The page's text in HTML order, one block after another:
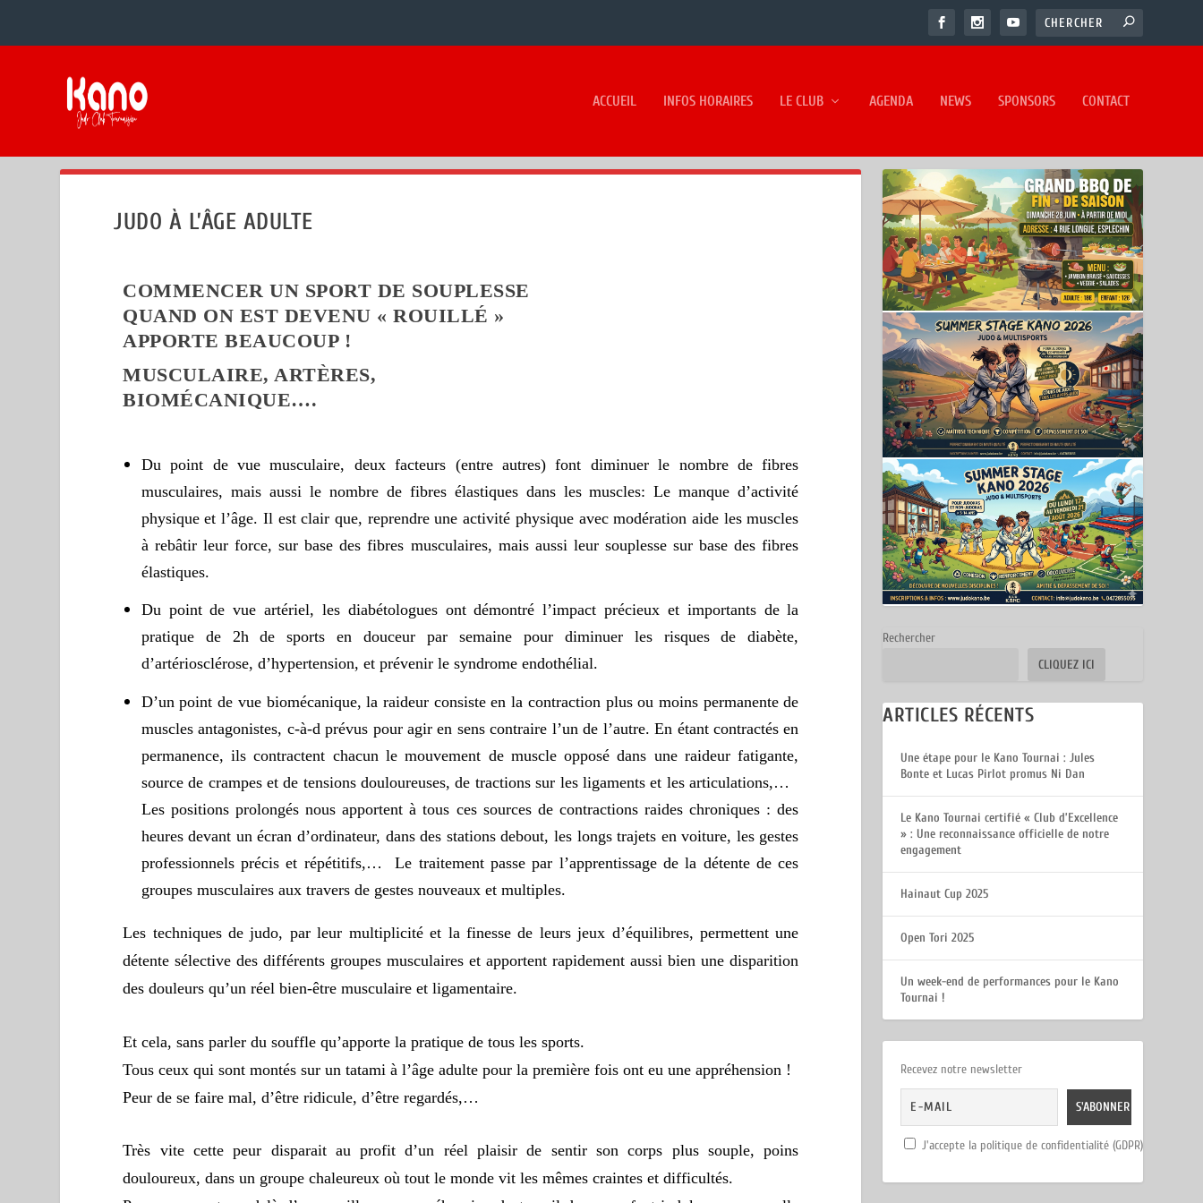
ACCUEIL INFOS HORAIRES LE CLUB AGENDA NEWS SPONSORS CONTACT
JUDO À L’ÂGE ADULTE
COMMENCER UN SPORT DE SOUPLESSE
QUAND ON EST DEVENU « ROUILLÉ »
APPORTE BEAUCOUP !
MUSCULAIRE, ARTÈRES,
BIOMÉCANIQUE….
Du point de vue musculaire, deux facteurs (entre autres) font diminuer le nombre de fibres
musculaires, mais aussi le nombre de fibres élastiques dans les muscles: Le manque d’activité
physique et l’âge. Il est clair que, reprendre une activité physique avec modération aide les muscles
à rebâtir leur force, sur base des fibres musculaires, mais aussi leur souplesse sur base des fibres
élastiques.
Du point de vue artériel, les diabétologues ont démontré l’impact précieux et importants de la
pratique de 2h de sports en douceur par semaine pour diminuer les risques de diabète,
d’artériosclérose, d’hypertension, et prévenir le syndrome endothélial.
D’un point de vue biomécanique, la raideur consiste en la contraction plus ou moins permanente de
muscles antagonistes, c-à-d prévus pour agir en sens contraire l’un de l’autre. En étant contractés en
permanence, ils contractent chacun le mouvement de muscle opposé dans une raideur fatigante,
source de crampes et de tensions douloureuses, de tractions sur les ligaments et les articulations,…
Les positions prolongés nous apportent à tous ces sources de contractions raides chroniques : des
heures devant un écran d’ordinateur, dans des stations debout, les longs trajets en voiture, les gestes
professionnels précis et répétitifs,… Le traitement passe par l’apprentissage de la détente de ces
groupes musculaires aux travers de gestes nouveaux et multiples.
Les techniques de judo, par leur multiplicité et la finesse de leurs jeux d’équilibres, permettent une
détente sélective des différents groupes musculaires et apportent rapidement aussi bien une disparition
des douleurs qu’un réel bien-être musculaire et ligamentaire.
Et cela, sans parler du souffle qu’apporte la pratique de tous les sports.
Tous ceux qui sont montés sur un tatami à l’âge adulte pour la première fois ont eu une appréhension !
Peur de se faire mal, d’être ridicule, d’être regardés,…
Très vite cette peur disparait au profit d’un réel plaisir de sentir son corps plus souple, poins
douloureux, dans un groupe chaleureux où tout le monde vit les mêmes craintes et difficultés.
Rechercher
CLIQUEZ ICI
ARTICLES RÉCENTS
Une étape pour le Kano Tournai : Jules
Bonte et Lucas Pirlot promus Ni Dan
Le Kano Tournai certifié « Club d’Excellence
» : Une reconnaissance officielle de notre
engagement
Hainaut Cup 2025
Open Tori 2025
Un week-end de performances pour le Kano
Tournai !
Recevez notre newsletter
J'accepte la politique de confidentialité (GDPR)